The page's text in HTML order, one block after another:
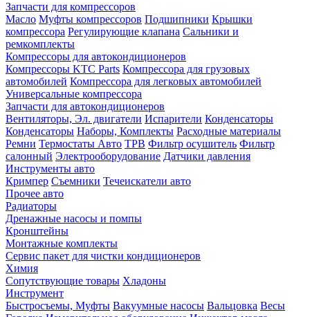
Запчасти для компрессоров
Масло Муфты компрессоров Подшипники Крышки
компрессора Регулирующие клапана Сальники и
ремкомплекты
Компрессоры для автокондиционеров
Компрессоры KTC Parts Компрессора для грузовых
автомобилей Компрессора для легковых автомобилей
Универсальные компрессора
Запчасти для автокондиционеров
Вентиляторы, Эл. двигатели Испарители Конденсаторы
Конденсаторы Наборы, Комплекты Расходные материалы
Ремни Термостаты Авто ТРВ Фильтр осушитель Фильтр
салонный Электрооборудование Датчики давления
Инструменты авто
Кримпер Съемники Течеискатели авто
Прочее авто
Радиаторы
Дренажные насосы и помпы
Кронштейны
Монтажные комплекты
Сервис пакет для чистки кондиционеров
Химия
Сопутствующие товары Хладоны
Инструмент
Быстросъемы, Муфты Вакуумные насосы Вальцовка Весы